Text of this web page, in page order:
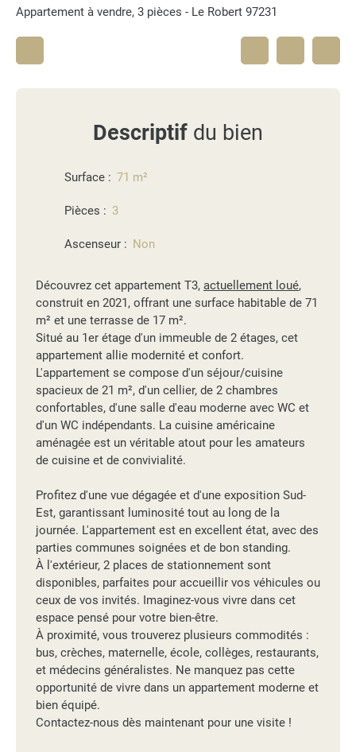
Appartement à vendre, 3 pièces - Le Robert 97231
Descriptif du bien
Surface : 71 m²
Pièces : 3
Ascenseur : Non
Découvrez cet appartement T3, actuellement loué,
construit en 2021, offrant une surface habitable de 71
m² et une terrasse de 17 m².
Situé au 1er étage d'un immeuble de 2 étages, cet
appartement allie modernité et confort.
L'appartement se compose d'un séjour/cuisine
spacieux de 21 m², d'un cellier, de 2 chambres
confortables, d'une salle d'eau moderne avec WC et
d'un WC indépendants. La cuisine américaine
aménagée est un véritable atout pour les amateurs
de cuisine et de convivialité.
Profitez d'une vue dégagée et d'une exposition Sud-
Est, garantissant luminosité tout au long de la
journée. L'appartement est en excellent état, avec des
parties communes soignées et de bon standing.
À l'extérieur, 2 places de stationnement sont
disponibles, parfaites pour accueillir vos véhicules ou
ceux de vos invités. Imaginez-vous vivre dans cet
espace pensé pour votre bien-être.
À proximité, vous trouverez plusieurs commodités :
bus, crèches, maternelle, école, collèges, restaurants,
et médecins généralistes. Ne manquez pas cette
opportunité de vivre dans un appartement moderne et
bien équipé.
Contactez-nous dès maintenant pour une visite !